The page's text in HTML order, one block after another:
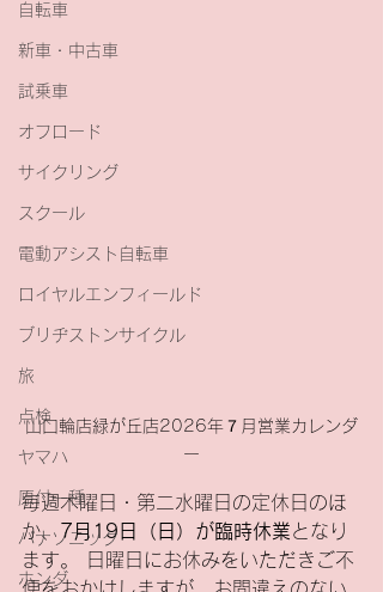
自転車
新車・中古車
試乗車
オフロード
サイクリング
スクール
電動アシスト自転車
ロイヤルエンフィールド
ブリヂストンサイクル
旅
点検
ヤマハ
原付一種
パナソニック
ホンダ
山口輪店緑が丘店2026年７月営業カレンダ
ー
毎週木曜日・第二水曜日の定休日のほ
か、 7月19日（日）が臨時休業となり
ます。 日曜日にお休みをいただきご不